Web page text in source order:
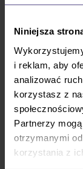
Niniejsza
i reklam, aby
analizować
korzystasz z
Partnerzy
otrzymanymi
korzystania z
Wózek TFK
rodziców,
aktywności
członka
jogging -